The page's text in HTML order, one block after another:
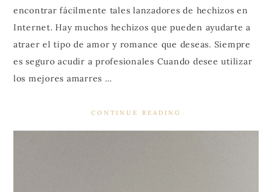
encontrar fácilmente tales lanzadores de hechizos en
Internet. Hay muchos hechizos que pueden ayudarte a
atraer el tipo de amor y romance que deseas. Siempre
es seguro acudir a profesionales Cuando desee utilizar
los mejores amarres …
CONTINUE READING